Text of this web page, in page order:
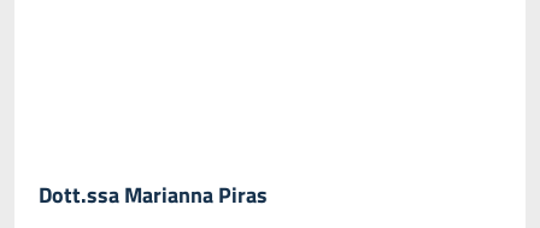
Dott.ssa Marianna Piras